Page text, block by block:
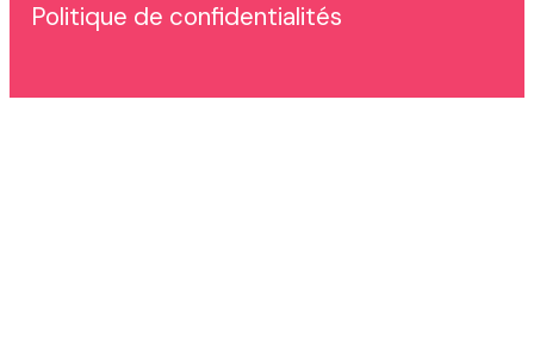
Politique de confidentialités